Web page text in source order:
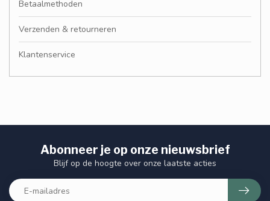
Betaalmethoden
Verzenden & retourneren
Klantenservice
Abonneer je op onze nieuwsbrief
Blijf op de hoogte over onze laatste acties